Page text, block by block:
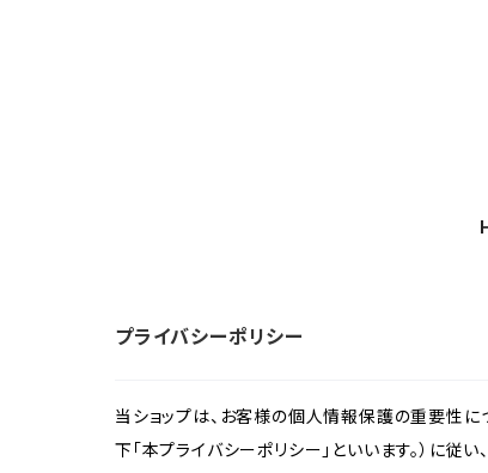
プライバシーポリシー
当ショップは、お客様の個人情報保護の重要性に
下「本プライバシーポリシー」といいます。）に従